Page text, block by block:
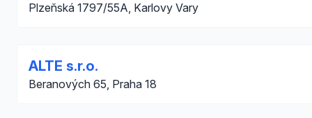
Plzeňská 1797/55A, Karlovy Vary
ALTE s.r.o.
Beranových 65, Praha 18